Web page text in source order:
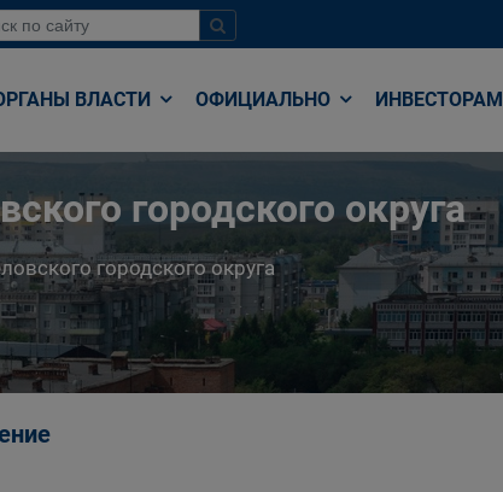
ВЛАСТИ ОФИЦИАЛЬНО ИНВЕСТОРАМ
городского округа
городского округа